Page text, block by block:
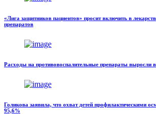
«Лига защитников пациентов» просит включить в
препаратов
Расходы на противовоспалительные препараты выросли
Голикова заявила, что охват детей профилактическими
95,6%